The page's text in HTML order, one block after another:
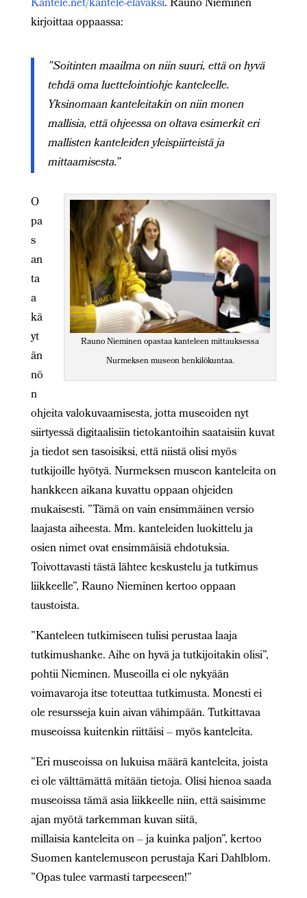
kirjoittaa oppaassa:
”Soitinten maailma on niin suuri, että on hyvä
tehdä oma luettelointiohje kanteleelle.
Yksinomaan kanteleitakin on niin monen
mallisia, että ohjeessa on oltava esimerkit eri
mallisten kanteleiden yleispiirteistä ja
mittaamisesta.”
Rauno Nieminen opastaa kanteleen mittauksessa
Nurmeksen museon henkilökuntaa.
O
pa
s
an
ta
a
kä
yt
än
nö
n
ohjeita valokuvaamisesta, jotta museoiden nyt
siirtyessä digitaalisiin tietokantoihin saataisiin kuvat
ja tiedot sen tasoisiksi, että niistä olisi myös
tutkijoille hyötyä. Nurmeksen museon kanteleita on
hankkeen aikana kuvattu oppaan ohjeiden
mukaisesti. ”Tämä on vain ensimmäinen versio
laajasta aiheesta. Mm. kanteleiden luokittelu ja
osien nimet ovat ensimmäisiä ehdotuksia.
Toivottavasti tästä lähtee keskustelu ja tutkimus
liikkeelle”, Rauno Nieminen kertoo oppaan
taustoista.
”Kanteleen tutkimiseen tulisi perustaa laaja
tutkimushanke. Aihe on hyvä ja tutkijoitakin olisi”,
pohtii Nieminen. Museoilla ei ole nykyään
voimavaroja itse toteuttaa tutkimusta. Monesti ei
ole resursseja kuin aivan vähimpään. Tutkittavaa
museoissa kuitenkin riittäisi – myös kanteleita.
”Eri museoissa on lukuisa määrä kanteleita, joista
ei ole välttämättä mitään tietoja. Olisi hienoa saada
museoissa tämä asia liikkeelle niin, että saisimme
ajan myötä tarkemman kuvan siitä,
millaisia kanteleita on – ja kuinka paljon”, kertoo
Suomen kantelemuseon perustaja Kari Dahlblom.
”Opas tulee varmasti tarpeeseen!”